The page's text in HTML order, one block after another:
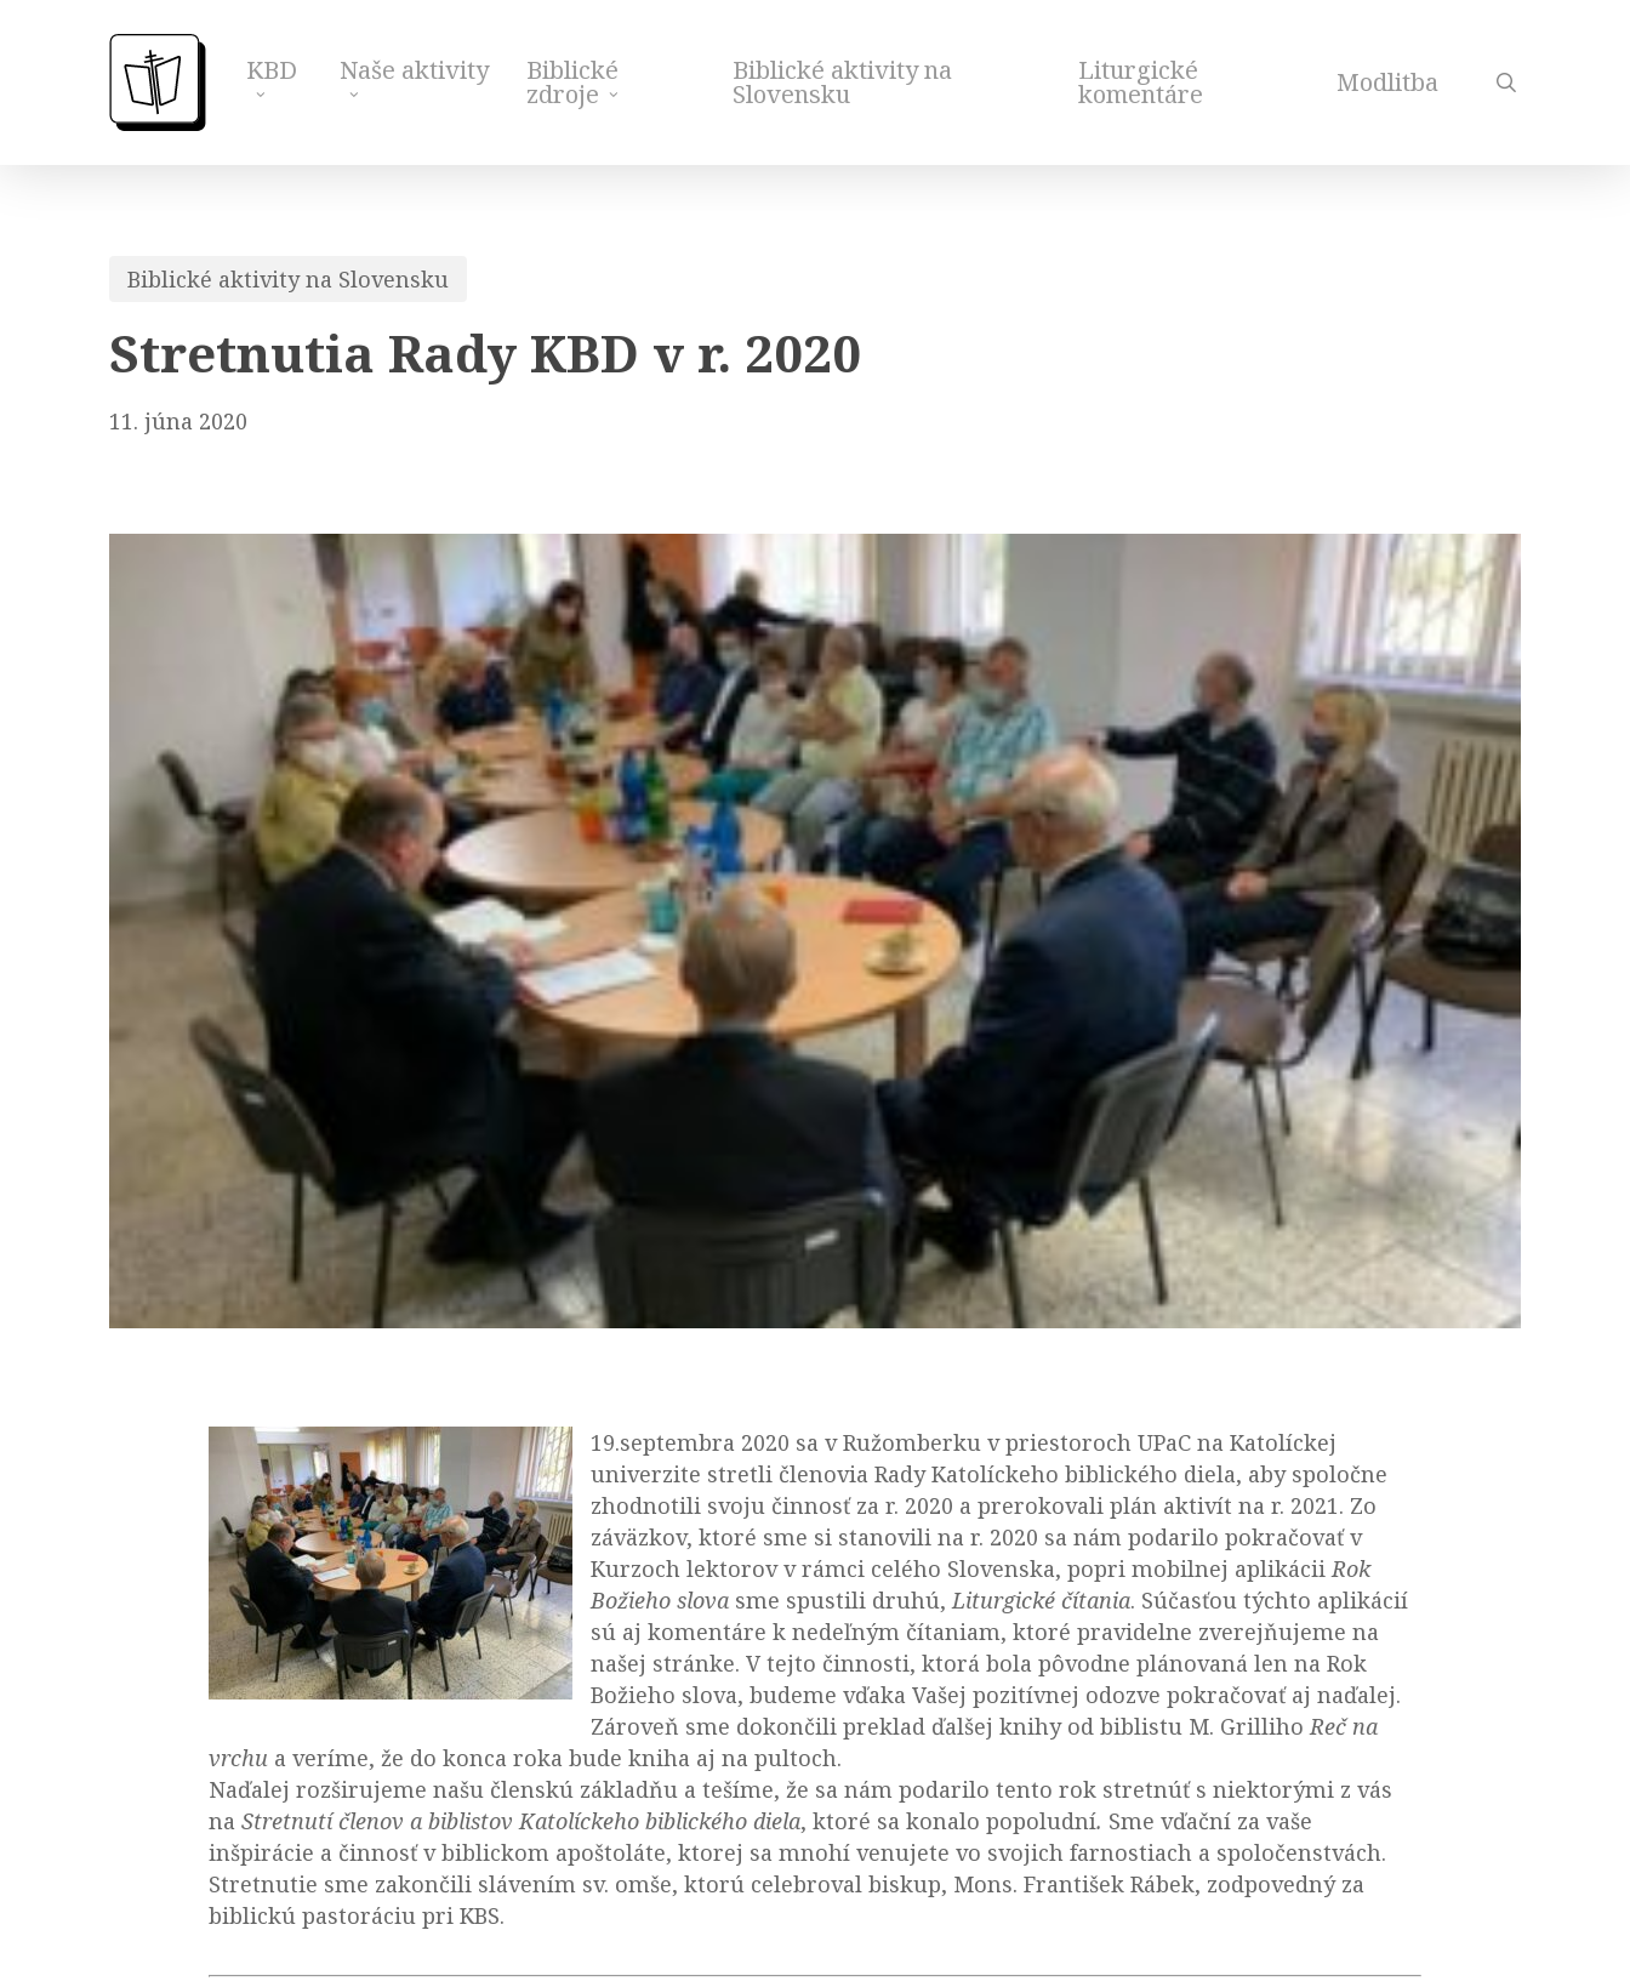
KBD Naše aktivity Biblické
zdroje
Biblické aktivity na
Slovensku
Liturgické
komentáre Modlitba
Biblické aktivity na Slovensku
Stretnutia Rady KBD v r. 2020
11. júna 2020
19.septembra 2020 sa v Ružomberku v priestoroch UPaC na Katolíckej
univerzite stretli členovia Rady Katolíckeho biblického diela, aby spoločne
zhodnotili svoju činnosť za r. 2020 a prerokovali plán aktivít na r. 2021. Zo
záväzkov, ktoré sme si stanovili na r. 2020 sa nám podarilo pokračovať v
Kurzoch lektorov v rámci celého Slovenska, popri mobilnej aplikácii Rok
Božieho slova sme spustili druhú, Liturgické čítania. Súčasťou týchto aplikácií
sú aj komentáre k nedeľným čítaniam, ktoré pravidelne zverejňujeme na
našej stránke. V tejto činnosti, ktorá bola pôvodne plánovaná len na Rok
Božieho slova, budeme vďaka Vašej pozitívnej odozve pokračovať aj naďalej.
Zároveň sme dokončili preklad ďalšej knihy od biblistu M. Grilliho Reč na
vrchu a veríme, že do konca roka bude kniha aj na pultoch.
Naďalej rozširujeme našu členskú základňu a tešíme, že sa nám podarilo tento rok stretnúť s niektorými z vás
na Stretnutí členov a biblistov Katolíckeho biblického diela, ktoré sa konalo popoludní. Sme vďační za vaše
inšpirácie a činnosť v biblickom apoštoláte, ktorej sa mnohí venujete vo svojich farnostiach a spoločenstvách.
Stretnutie sme zakončili slávením sv. omše, ktorú celebroval biskup, Mons. František Rábek, zodpovedný za
biblickú pastoráciu pri KBS.